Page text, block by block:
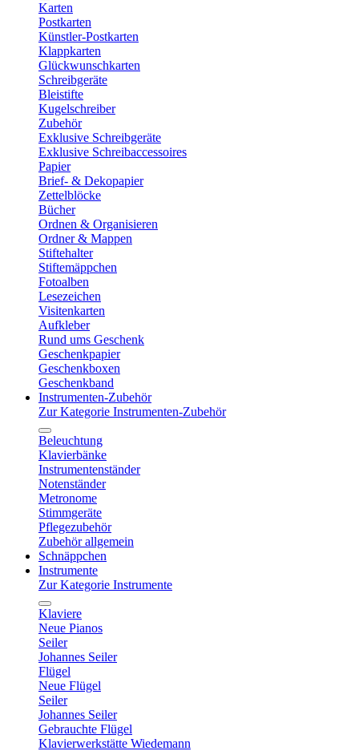
Karten
Postkarten
Künstler-Postkarten
Klappkarten
Glückwunschkarten
Schreibgeräte
Bleistifte
Kugelschreiber
Zubehör
Exklusive Schreibgeräte
Exklusive Schreibaccessoires
Papier
Brief- & Dekopapier
Zettelblöcke
Bücher
Ordnen & Organisieren
Ordner & Mappen
Stiftehalter
Stiftemäppchen
Fotoalben
Lesezeichen
Visitenkarten
Aufkleber
Rund ums Geschenk
Geschenkpapier
Geschenkboxen
Geschenkband
Instrumenten-Zubehör
Zur Kategorie Instrumenten-Zubehör
Beleuchtung
Klavierbänke
Instrumentenständer
Notenständer
Metronome
Stimmgeräte
Pflegezubehör
Zubehör allgemein
Schnäppchen
Instrumente
Zur Kategorie Instrumente
Klaviere
Neue Pianos
Seiler
Johannes Seiler
Flügel
Neue Flügel
Seiler
Johannes Seiler
Gebrauchte Flügel
Klavierwerkstätte Wiedemann